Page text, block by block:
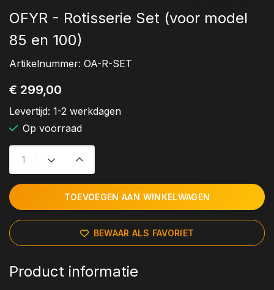
OFYR - Rotisserie Set (voor model
85 en 100)
Artikelnummer: OA-R-SET
€ 299,00
Levertijd: 1-2 werkdagen
Op voorraad
TOEVOEGEN AAN WINKELWAGEN
BEWAAR ALS FAVORIET
Product informatie